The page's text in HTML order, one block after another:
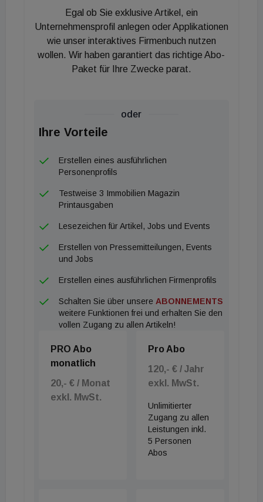
Egal ob Sie exklusive Artikel, ein
Unternehmensprofil anlegen oder Applikationen
wie unser interaktives Firmenbuch nutzen
wollen. Wir haben garantiert das richtige Abo-
Paket für Ihre Zwecke parat.
oder
Ihre Vorteile
Erstellen eines ausführlichen
Personenprofils
Testweise 3 Immobilien Magazin
Printausgaben
Lesezeichen für Artikel, Jobs und Events
Erstellen von Pressemitteilungen, Events
und Jobs
Erstellen eines ausführlichen Firmenprofils
Schalten Sie über unsere ABONNEMENTS
weitere Funktionen frei und erhalten Sie den
vollen Zugang zu allen Artikeln!
PRO Abo
monatlich
20,- € / Monat
exkl. MwSt.
Pro Abo
120,- € / Jahr
exkl. MwSt.
Unlimitierter
Zugang zu allen
Leistungen inkl.
5 Personen
Abos